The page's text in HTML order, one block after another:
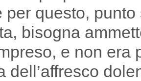
per questo,
bisogna
e non era
dell’affresco